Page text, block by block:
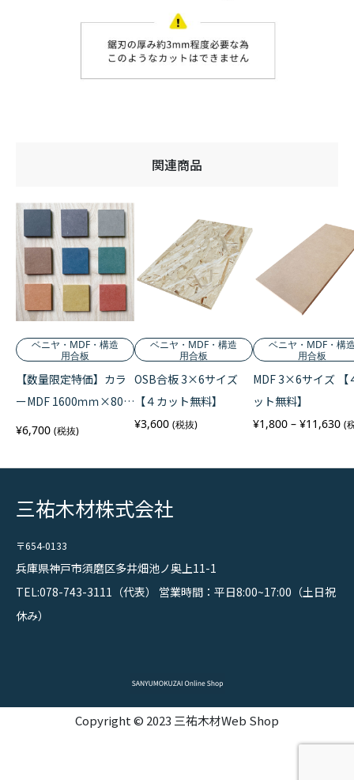
関連商品
ベニヤ・MDF・構造
用合板
【数量限定特価】カラ
ーMDF 1600ｍｍ×800
ｍｍ ５mm厚【４カッ
¥6,700 (税抜)
ベニヤ・MDF・構造
用合板
OSB合板 3×6サイズ
【４カット無料】
¥3,600 (税抜)
ベニヤ・MDF・構
用合板
MDF 3×6サイズ 【
ット無料】
¥1,800 – ¥11,630価
格
¥
(
三祐木材株式会社
〒654-0133
兵庫県神戸市須磨区多井畑池ノ奥上11-1
TEL:078-743-3111（代表） 営業時間：平日8:00~17:00（土日祝
休み）
Copyright © 2023 三祐木材Web Shop